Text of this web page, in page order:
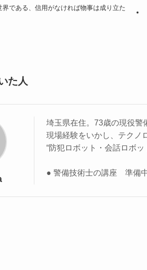
である、信用がなければ物事は成り立た
た人
埼玉県在住。73歳の現役警
現場経験をいかし、テクノ
“防犯ロボット・会話ロボ
● 警備技術士の講座 準備